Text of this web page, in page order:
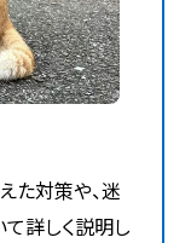
た対策や、迷
詳しく説明し